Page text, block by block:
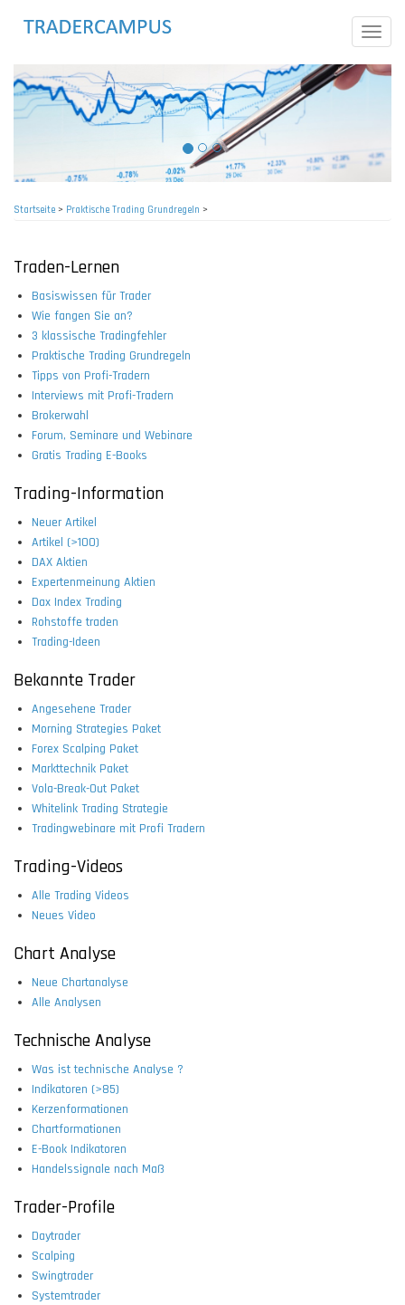
Toggle
Startseite> Praktische Trading Grundregeln >
Traden-Lernen
Basiswissen für Trader
Wie fangen Sie an?
3 klassische Tradingfehler
Praktische Trading Grundregeln
Tipps von Profi-Tradern
Interviews mit Profi-Tradern
Brokerwahl
Forum, Seminare und Webinare
Gratis Trading E-Books
Trading-Information
Neuer Artikel
Artikel (>100)
DAX Aktien
Expertenmeinung Aktien
Dax Index Trading
Rohstoffe traden
Trading-Ideen
Bekannte Trader
Angesehene Trader
Morning Strategies Paket
Forex Scalping Paket
Markttechnik Paket
Vola-Break-Out Paket
Whitelink Trading Strategie
Tradingwebinare mit Profi Tradern
Trading-Videos
Alle Trading Videos
Neues Video
Chart Analyse
Neue Chartanalyse
Alle Analysen
Technische Analyse
Was ist technische Analyse ?
Indikatoren (>85)
Kerzenformationen
Chartformationen
E-Book Indikatoren
Handelssignale nach Maß
Trader-Profile
Daytrader
Scalping
Swingtrader
Systemtrader